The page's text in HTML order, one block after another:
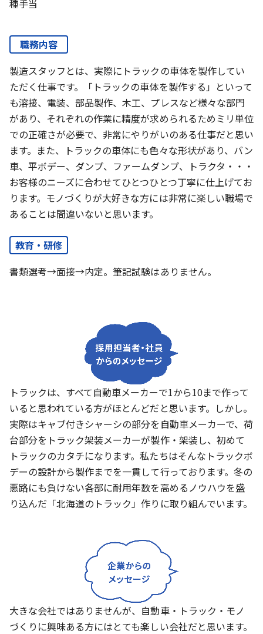
種手当
職務内容
製造スタッフとは、実際にトラックの車体を製作してい
ただく仕事です。「トラックの車体を製作する」といって
も溶接、電装、部品製作、木工、プレスなど様々な部門
があり、それぞれの作業に精度が求められるためミリ単位
での正確さが必要で、非常にやりがいのある仕事だと思い
ます。また、トラックの車体にも色々な形状があり、バン
車、平ボデー、ダンプ、ファームダンプ、トラクタ・・・
お客様のニーズに合わせてひとつひとつ丁寧に仕上げてお
ります。モノづくりが大好きな方には非常に楽しい職場で
あることは間違いないと思います。
教育・研修
書類選考→面接→内定。筆記試験はありません。
トラックは、すべて自動車メーカーで1から10まで作って
いると思われている方がほとんどだと思います。しかし。
実際はキャブ付きシャーシの部分を自動車メーカーで、荷
台部分をトラック架装メーカーが製作・架装し、初めて
トラックのカタチになります。私たちはそんなトラックボ
デーの設計から製作までを一貫して行っております。冬の
悪路にも負けない各部に耐用年数を高めるノウハウを盛
り込んだ「北海道のトラック」作りに取り組んでいます。
大きな会社ではありませんが、自動車・トラック・モノ
づくりに興味ある方にはとても楽しい会社だと思います。